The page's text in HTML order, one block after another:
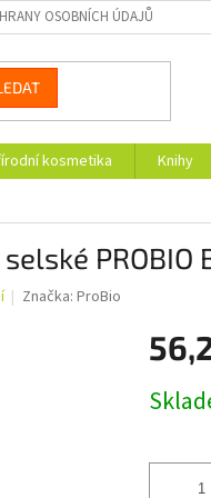
OSOBNÍCH ÚDAJŮ
kosmetika Knihy
PROBIO
Značka:ProBio
cena: